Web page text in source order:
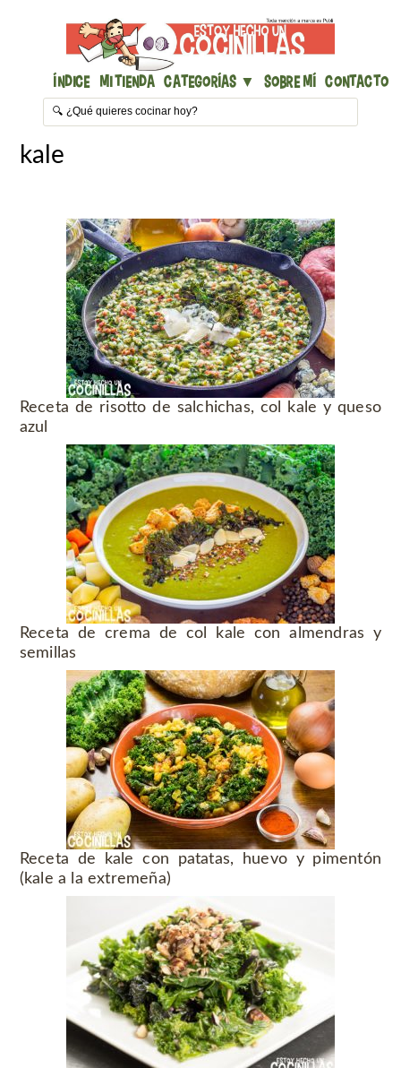
Índice Mi Tienda Categorías ▼ Sobre mí Contacto
kale
Receta de risotto de salchichas, col kale y queso
azul
Receta de crema de col kale con almendras y
semillas
Receta de kale con patatas, huevo y pimentón
(kale a la extremeña)